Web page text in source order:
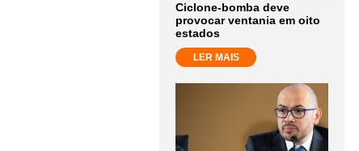
Ciclone-bomba deve
provocar ventania em oito
estados
LER MAIS